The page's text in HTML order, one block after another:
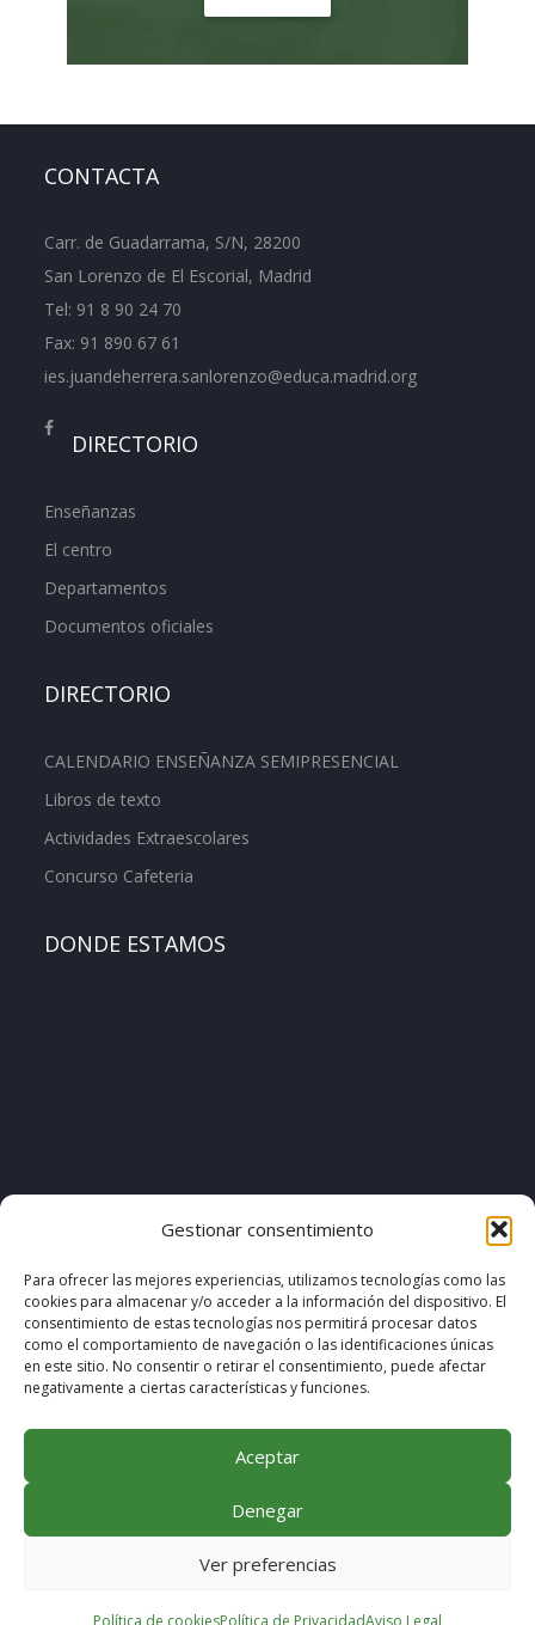
Gestionar consentimiento
Para ofrecer las mejores experiencias, utilizamos tecnologías como las
cookies para almacenar y/o acceder a la información del dispositivo. El
consentimiento de estas tecnologías nos permitirá procesar datos
como el comportamiento de navegación o las identificaciones únicas
en este sitio. No consentir o retirar el consentimiento, puede afectar
negativamente a ciertas características y funciones.
Aceptar
Denegar
Ver preferencias
Política de cookiesPolítica de PrivacidadAviso Legal
CONTACTA
Carr. de Guadarrama, S/N, 28200
San Lorenzo de El Escorial, Madrid
Tel: 91 8 90 24 70
Fax: 91 890 67 61
ies.juandeherrera.sanlorenzo@educa.madrid.org
DIRECTORIO
Enseñanzas
El centro
Departamentos
Documentos oficiales
DIRECTORIO
CALENDARIO ENSEÑANZA SEMIPRESENCIAL
Libros de texto
Actividades Extraescolares
Concurso Cafeteria
DONDE ESTAMOS
© COPYRIGHT 2020. DISEÑO & DESARROLLO POR
MEGABIT COMUNICACIÓN